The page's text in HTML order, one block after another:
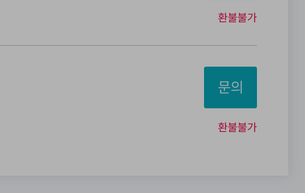
환불불가
문의
환불불가